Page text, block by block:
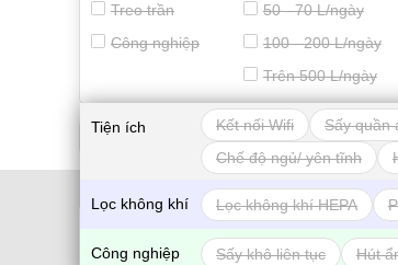
Treo trần
Công nghiệp
50 - 70 L/ngày
100 - 200 L/ngày
Trên 500 L/ngày
Tiện ích Kết nối Wifi Sấy quần
Chế độ ngủ/ yên tĩnh
Lọc không khí Lọc không khí HEPA
Công nghiệp Sấy khô liên tục Hút
Nhận hàng và thanh toán tại nhà